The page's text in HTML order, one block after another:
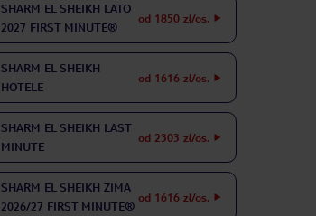
SHARM EL SHEIKH LATO
2027 FIRST MINUTE®
od 1850 zł/os.
SHARM EL SHEIKH
HOTELE
od 1616 zł/os.
SHARM EL SHEIKH LAST
MINUTE
od 2303 zł/os.
SHARM EL SHEIKH ZIMA
2026/27 FIRST MINUTE®
od 1616 zł/os.